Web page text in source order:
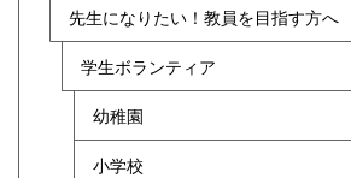
先生になりたい！教員を目指す方へ
学生ボランティア
幼稚園
小学校